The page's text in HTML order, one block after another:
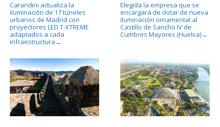
Carandini actualiza la
iluminación de 17 túneles
urbanos de Madrid con
proyectores LED T-XTREME
adaptados a cada
infraestructura →
Elegida la empresa que se
encargará de dotar de nueva
iluminación ornamental al
Castillo de Sancho IV de
Cumbres Mayores (Huelva)→